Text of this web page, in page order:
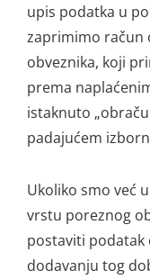
upis podatka u
zaprimimo račun
obveznika, koji
prema
istaknuto
padajućem
Ukoliko smo već
vrstu poreznog
postaviti
dodavanju tog